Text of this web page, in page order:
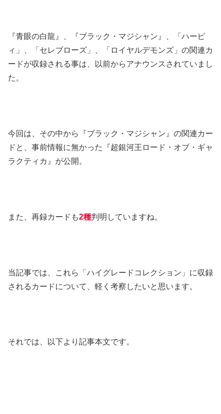
『青眼の白龍』、『ブラック・マジシャン』、「ハーピ
ィ」、「セレブローズ」、「ロイヤルデモンズ」の関連カ
ードが収録される事は、以前からアナウンスされていまし
た。
今回は、その中から『ブラック・マジシャン』の関連カー
ドと、事前情報に無かった『超銀河王ロード・オブ・ギャ
ラクティカ』が公開。
また、再録カードも2種判明していますね。
当記事では、これら「ハイグレードコレクション」に収録
されるカードについて、軽く考察したいと思います。
それでは、以下より記事本文です。